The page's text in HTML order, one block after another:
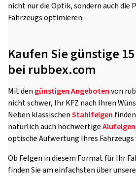
nicht nur die Optik, sondern auch die
Fahrzeugs optimieren.
Kaufen Sie günstige
bei rubbex.com
Mit den günstigen Angebotenvon
nicht schwer, Ihr KFZ nach Ihren
Neben klassischenStahlfelgen
natürlich auch hochwertigeAlufelgen
optische Aufwertung Ihres
Ob Felgen in diesem Format für Ihr
finden Sie am einfachsten über